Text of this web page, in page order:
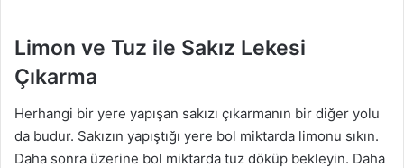
Limon ve Tuz ile Sakız Lekesi
Çıkarma
Herhangi bir yere yapışan sakızı çıkarmanın bir diğer yolu
da budur. Sakızın yapıştığı yere bol miktarda limonu sıkın.
Daha sonra üzerine bol miktarda tuz döküp bekleyin. Daha